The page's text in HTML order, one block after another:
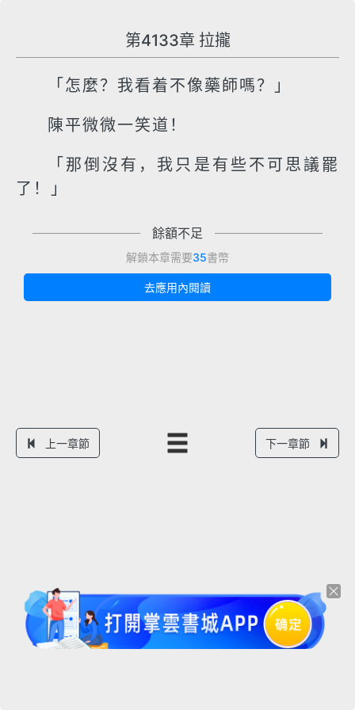
第4133章 拉攏
「怎麼？我看着不像藥師嗎？」
陳平微微一笑道！
「那倒沒有，我只是有些不可思議罷
了！」
餘額不足
解鎖本章需要35書幣
去應用內閱讀
上一章節 下一章節